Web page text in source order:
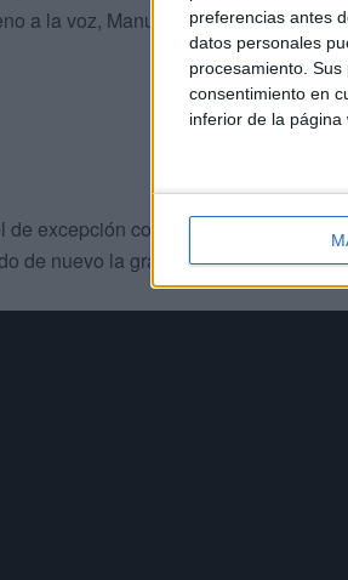
preferencias antes
datos personales
procesamiento.
consentimiento en
inferior de la página
a la voz, Manuel Valencia a la
de excepción con los artistas
de nuevo la gran tradición que